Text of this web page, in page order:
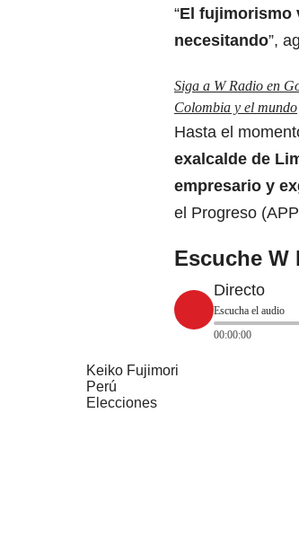
“El fujimorismo
necesitando”,
Siga a W Radio en
Colombia y el mundo
Hasta el
exalcalde de
empresario y
el Progreso
Escuche W
Directo
Escucha el audio
00:00:00
Keiko Fujimori
Perú
Elecciones